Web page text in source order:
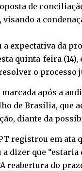
de
a
a expectativa da
quinta-feira
o processo
após a
de Brasília,
diante da
registrou em ata
dizer que
“A reabertura do